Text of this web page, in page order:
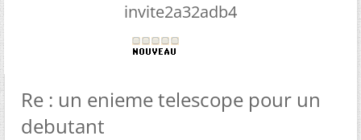
invite2a32adb4
Re : un enieme telescope pour un
debutant